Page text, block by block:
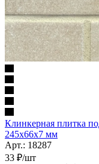
Клинкерная плитка
245x66x7 мм
Арт.: 18287
33 ₽/шт